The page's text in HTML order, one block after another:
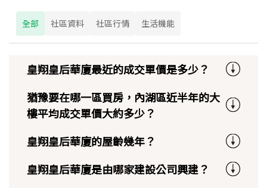
全部 社區資料 社區行情 生活機能
皇翔皇后華廈最近的成交單價是多少？
猶豫要在哪一區買房，內湖區近半年的大
樓平均成交單價大約多少？
皇翔皇后華廈的屋齡幾年？
皇翔皇后華廈是由哪家建設公司興建？